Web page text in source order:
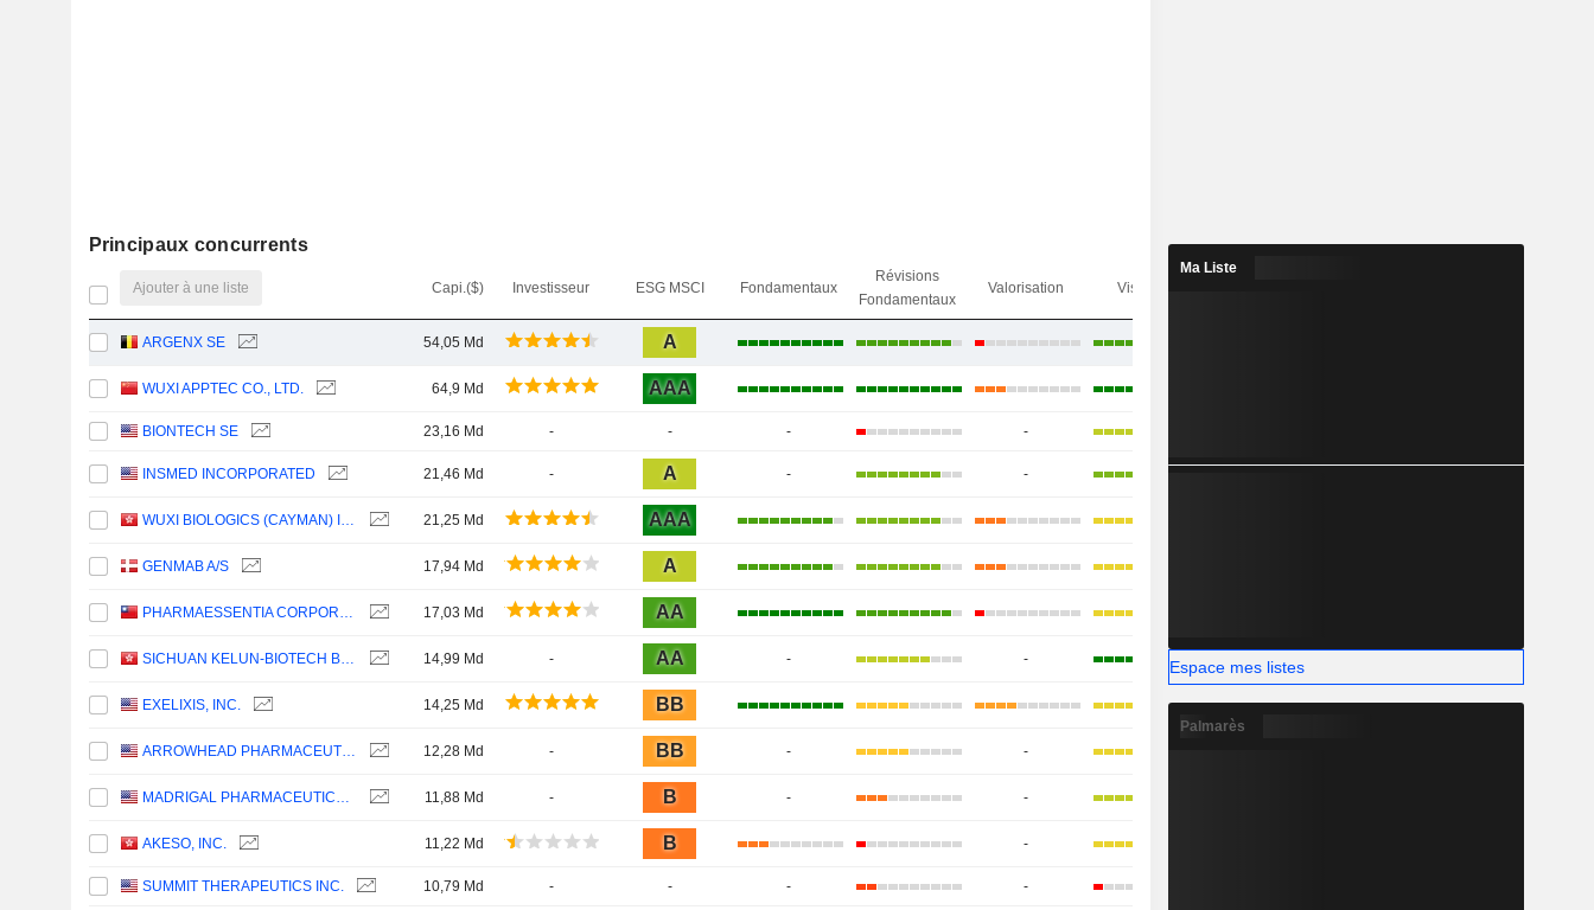
Principaux concurrents
Ajouter à une liste Capi.($) Investisseur ESG MSCI Fondamentaux
Révisions
Fondamentaux
Valorisation Visibilité
ARGENX SE 54,05 Md A
WUXI APPTEC CO., LTD. 64,9 Md AAA
BIONTECH SE 23,16 Md - - - -
INSMED INCORPORATED 21,46 Md - A - -
WUXI BIOLOGICS (CAYMAN) INC. 21,25 Md AAA
GENMAB A/S 17,94 Md A
PHARMAESSENTIA CORPORATION 17,03 Md AA
SICHUAN KELUN-BIOTECH BIOPHARMACEUTICAL CO., LTD. 14,99 Md - AA - -
EXELIXIS, INC. 14,25 Md BB
ARROWHEAD PHARMACEUTICALS, INC. 12,28 Md - BB - -
MADRIGAL PHARMACEUTICALS, INC. 11,88 Md - B - -
AKESO, INC. 11,22 Md B -
SUMMIT THERAPEUTICS INC. 10,79 Md - - - -
Ma Liste
Espace mes listes
Palmarès